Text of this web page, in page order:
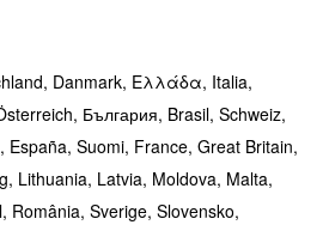
Danmark, Ελλάδα, Italia,
България, Brasil, Schweiz,
España, Suomi, France, Great Britain,
Lithuania, Latvia, Moldova, Malta,
România, Sverige, Slovensko,